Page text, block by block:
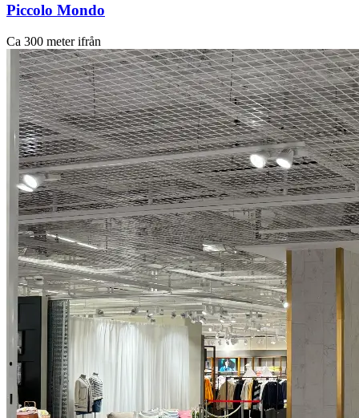
Piccolo Mondo
Ca 300 meter ifrån